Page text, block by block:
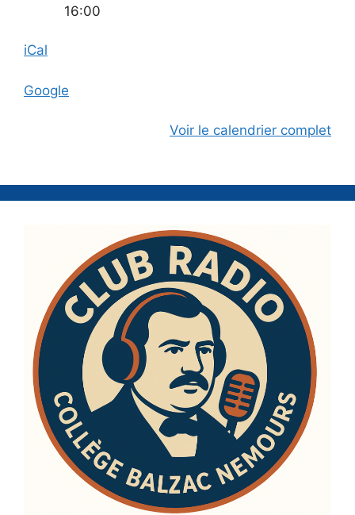
16:00
iCal
Google
Voir le calendrier complet